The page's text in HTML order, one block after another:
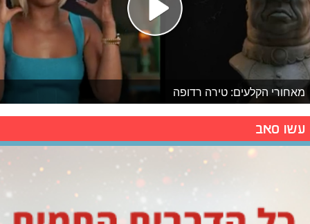
מאחורי הקלעים: טירה רדופה
עשו סאב